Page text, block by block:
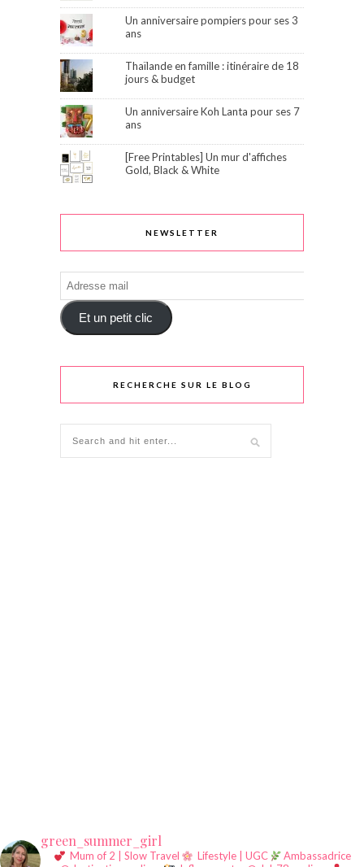
Un anniversaire pompiers pour ses 3
ans
Thaïlande en famille : itinéraire de 18
jours & budget
Un anniversaire Koh Lanta pour ses 7
ans
[Free Printables] Un mur d'affiches
Gold, Black & White
NEWSLETTER
Adresse
mail
Et un petit clic
RECHERCHE SUR LE BLOG
green_summer_girl
Mum of 2 | Slow Travel Lifestyle | UGC
Ambassadrice